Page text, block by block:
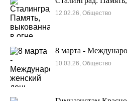
12.02.26, Общество
8 марта -
10.03.26, Общество